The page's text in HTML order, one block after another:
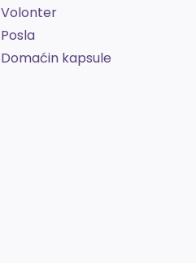
Volonter
Posla
Domaćin kapsule